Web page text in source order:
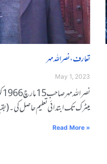
تعارف، نصراللہ مہر
May 1, 2023
میٹرک تک ابتدائی تعلیم حاصل
Read More »